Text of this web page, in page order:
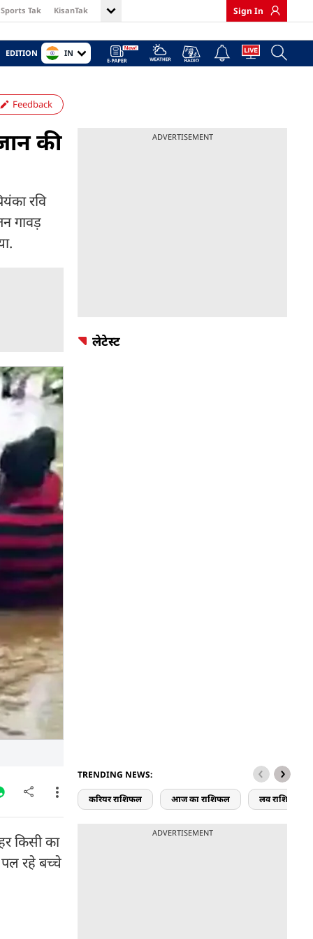
Sports Tak KisanTak Sign In
EDITION IN
Feedback
की
रवि
गावड़
किसी का
पल रहे बच्चे
ADVERTISEMENT
लेटेस्ट
TRENDING NEWS:
करियर राशिफल आज का राशिफल लव राशिफल
ADVERTISEMENT